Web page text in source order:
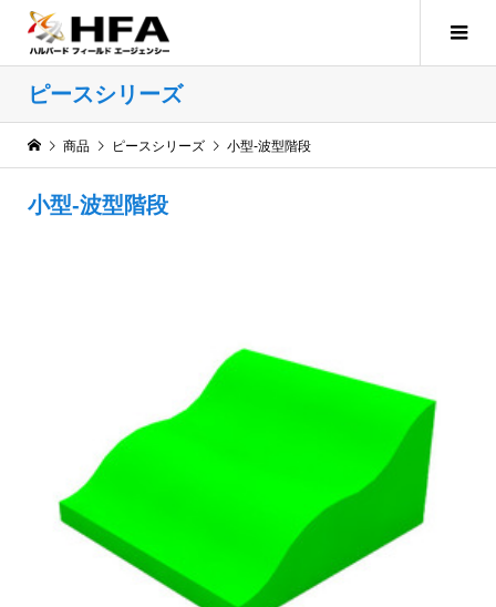
ピースシリーズ
商品 ピースシリーズ 小型-波型階段
小型-波型階段